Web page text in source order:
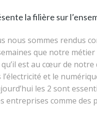
la filière sur
nous sommes rendus
que notre
est au cœur de
et le
les 2 sont
entreprises comme des